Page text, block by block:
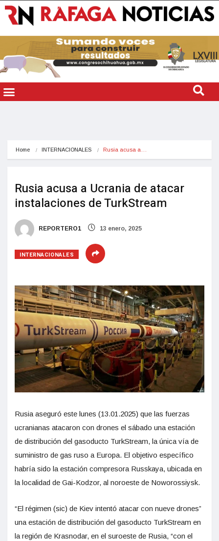
Home INTERNACIONALES Rusia acusa a…
Rusia acusa a Ucrania de atacar
instalaciones de TurkStream
REPORTERO1 13 enero, 2025
INTERNACIONALES
Rusia aseguró este lunes (13.01.2025) que las fuerzas
ucranianas atacaron con drones el sábado una estación
de distribución del gasoducto TurkStream, la única vía de
suministro de gas ruso a Europa. El objetivo específico
habría sido la estación compresora Russkaya, ubicada en
la localidad de Gai-Kodzor, al noroeste de Noworossiysk.
“El régimen (sic) de Kiev intentó atacar con nueve drones”
una estación de distribución del gasoducto TurkStream en
la región de Krasnodar, en el suroeste de Rusia, “con el